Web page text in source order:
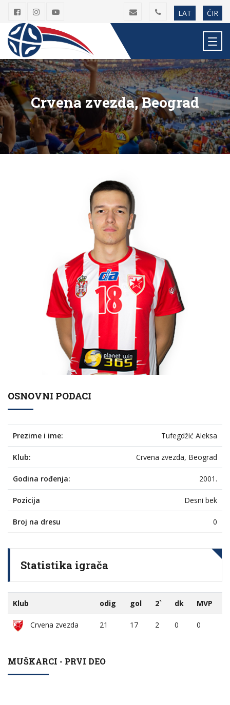
LAT ĆIR
Crvena zvezda, Beograd
OSNOVNI PODACI
Prezime i ime: Tufegdžić Aleksa
Klub: Crvena zvezda, Beograd
Godina rođenja: 2001.
Pozicija Desni bek
Broj na dresu 0
Statistika igrača
Klub odig gol 2` dk MVP
Crvena zvezda 21 17 2 0 0
MUŠKARCI - PRVI DEO